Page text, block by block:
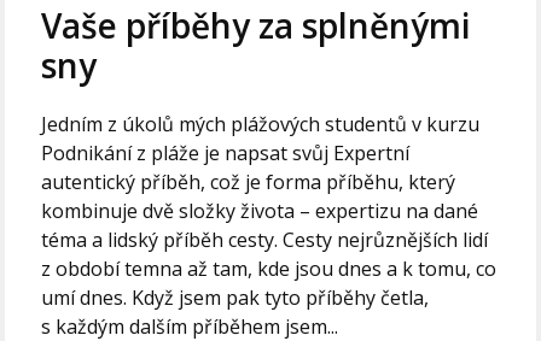
Vaše příběhy za splněnými
sny
Jedním z úkolů mých plážových studentů v kurzu
Podnikání z pláže je napsat svůj Expertní
autentický příběh, což je forma příběhu, který
kombinuje dvě složky života – expertizu na dané
téma a lidský příběh cesty. Cesty nejrůznějších lidí
z období temna až tam, kde jsou dnes a k tomu, co
umí dnes. Když jsem pak tyto příběhy četla,
s každým dalším příběhem jsem...